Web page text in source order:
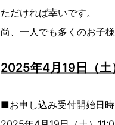
ただければ幸いです。
尚、一人でも多くのお子
2025年4月19日（土
■お申し込み受付開始日時